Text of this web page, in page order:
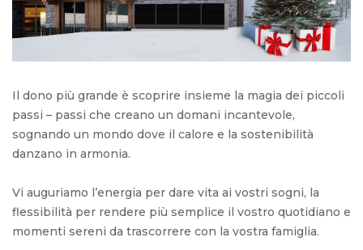
Il dono più grande è scoprire insieme la magia dei piccoli
passi – passi che creano un domani incantevole,
sognando un mondo dove il calore e la sostenibilità
danzano in armonia.
Vi auguriamo l’energia per dare vita ai vostri sogni, la
flessibilità per rendere più semplice il vostro quotidiano e
momenti sereni da trascorrere con la vostra famiglia.